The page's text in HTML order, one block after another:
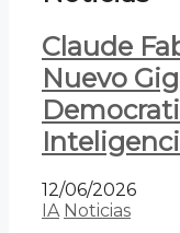
Claude
Nuevo
12/06/2026
IA Noticias